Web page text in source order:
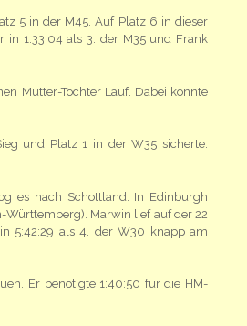
5 in der M45. Auf Platz 6 in dieser
in 1:33:04 als 3. der M35 und Frank
Mutter-Tochter Lauf. Dabei konnte
und Platz 1 in der W35 sicherte.
es nach Schottland. In Edinburgh
Württemberg). Marwin lief auf der 22
5:42:29 als 4. der W30 knapp am
Er benötigte 1:40:50 für die HM-